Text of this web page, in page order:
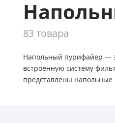
83 товара
Напольный пурифайер —
встроенную систему
представлены